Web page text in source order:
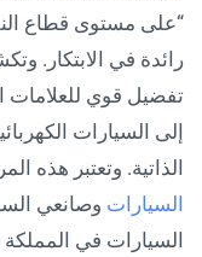
“على مستوى قطاع
رائدة في الابتكار.
تفضيل قوي للعلامات
إلى السيارات
الذاتية. وتعتبر هذه
السيارات وصانعي
السيارات في المملكة